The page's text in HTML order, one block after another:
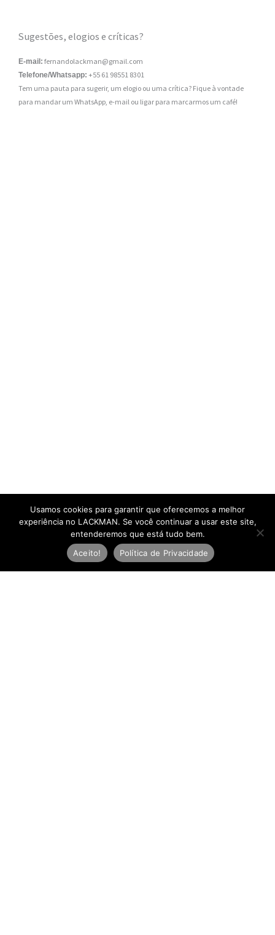
Sugestões, elogios e críticas?
E-mail: fernandolackman@gmail.com
Telefone/Whatsapp: +55 61 98551 8301
Tem uma pauta para sugerir, um elogio ou uma crítica? Fique à vontade
para mandar um WhatsApp, e-mail ou ligar para marcarmos um café!
Usamos cookies para garantir que oferecemos a melhor
experiência no LACKMAN. Se você continuar a usar este site,
entenderemos que está tudo bem.
Aceito!
Política de Privacidade